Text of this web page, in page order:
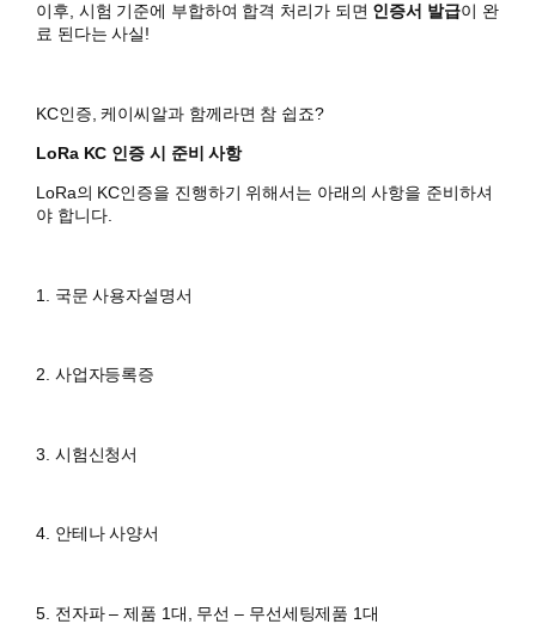
이후, 시험 기준에 부합하여 합격 처리가 되면 인증서 발급이 완
료 된다는 사실!
KC인증, 케이씨알과 함께라면 참 쉽죠?
LoRa KC 인증 시 준비 사항
LoRa의 KC인증을 진행하기 위해서는 아래의 사항을 준비하셔
야 합니다.
1. 국문 사용자설명서
2. 사업자등록증
3. 시험신청서
4. 안테나 사양서
5. 전자파 – 제품 1대, 무선 – 무선세팅제품 1대